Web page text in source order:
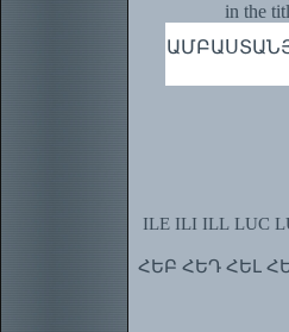
in the
ILE ILI ILL LUC
ՀԵԲ ՀԵԴ ՀԵԼ